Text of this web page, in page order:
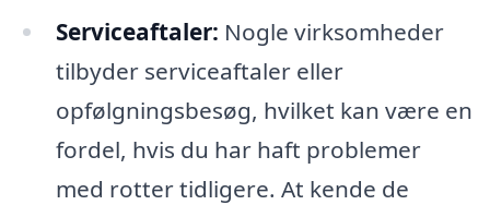
Serviceaftaler: Nogle virksomheder
tilbyder serviceaftaler eller
opfølgningsbesøg, hvilket kan være en
fordel, hvis du har haft problemer
med rotter tidligere. At kende de